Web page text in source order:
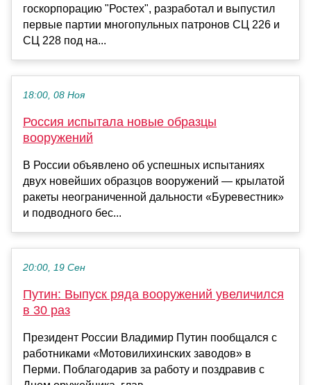
госкорпорацию "Ростех", разработал и выпустил
первые партии многопульных патронов СЦ 226 и
СЦ 228 под на...
18:00, 08 Ноя
Россия испытала новые образцы
вооружений
В России объявлено об успешных испытаниях
двух новейших образцов вооружений — крылатой
ракеты неограниченной дальности «Буревестник»
и подводного бес...
20:00, 19 Сен
Путин: Выпуск ряда вооружений увеличился
в 30 раз
Президент России Владимир Путин пообщался с
работниками «Мотовилихинских заводов» в
Перми. Поблагодарив за работу и поздравив с